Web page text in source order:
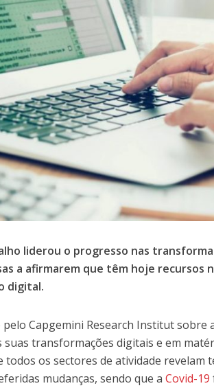
liderou o progresso nas
a afirmarem que têm hoje recursos
digital.
pelo Capgemini Research Institut sobre
transformações digitais e em
todos os sectores de atividade revelam
mudanças, sendo que aCovid-19